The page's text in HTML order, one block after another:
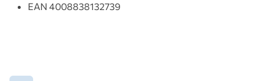
EAN 4008838132739